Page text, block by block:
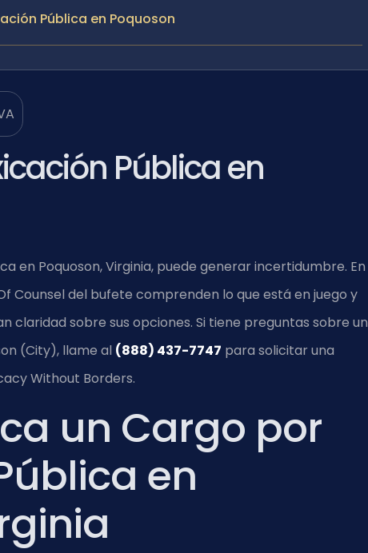
Pública en Poquoson
Pública en
en Poquoson, Virginia, puede generar incertidumbre. En
Counsel del bufete comprenden lo que está en juego y
claridad sobre sus opciones. Si tiene preguntas sobre un
(City), llame al (888) 437-7747 para solicitar una
Without Borders.
un Cargo por
en